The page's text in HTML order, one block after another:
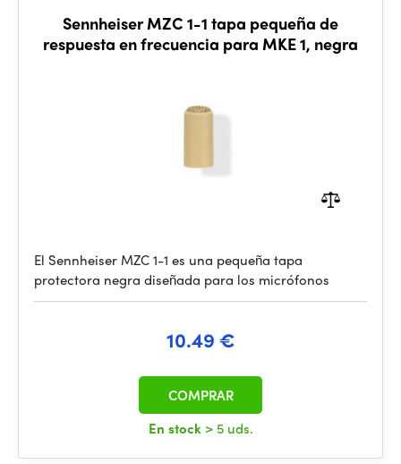
Sennheiser MZC 1-1 tapa pequeña de
respuesta en frecuencia para MKE 1, negra
El Sennheiser MZC 1-1 es una pequeña tapa
protectora negra diseñada para los micrófonos
10.49 €
En stock > 5 uds.
COMPRAR